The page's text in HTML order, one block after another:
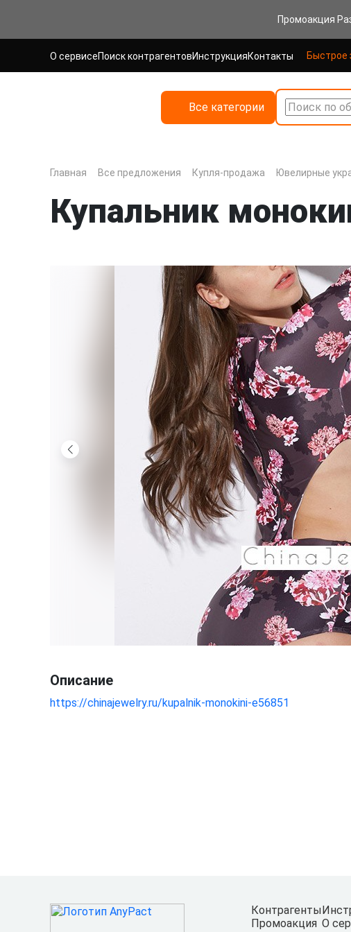
Промоакция
О сервисеПоиск контрагентовИнструкцияКонтакты Быстрое
Все категории Поиск по
Главная Все предложения Купля-продажа Ювелирные
Купальник
Описание
https://chinajewelry.ru/kupalnik-monokini-e56851
Контрагенты
Промоакция О